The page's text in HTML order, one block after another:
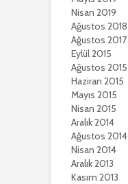
Nisan 2019
Ağustos 2018
Ağustos 2017
Eylül 2015
Ağustos 2015
Haziran 2015
Mayıs 2015
Nisan 2015
Aralık 2014
Ağustos 2014
Nisan 2014
Aralık 2013
Kasım 2013